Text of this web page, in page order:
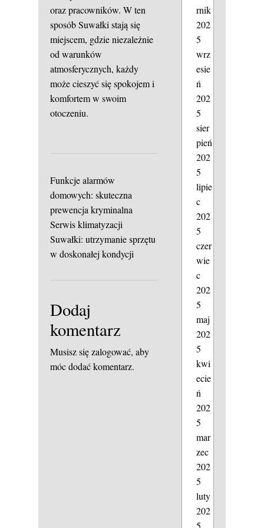
oraz pracowników. W ten
sposób Suwałki stają się
miejscem, gdzie niezależnie
od warunków
atmosferycznych, każdy
może cieszyć się spokojem i
komfortem w swoim
otoczeniu.
Funkcje alarmów
domowych: skuteczna
prewencja kryminalna
Serwis klimatyzacji
Suwałki: utrzymanie sprzętu
w doskonałej kondycji
Dodaj
komentarz
Musisz sięzalogować, aby
móc dodać komentarz.
rnik
202
5
wrz
esie
ń
202
5
sier
pień
202
5
lipie
c
202
5
czer
wie
c
202
5
maj
202
5
kwi
ecie
ń
202
5
mar
zec
202
5
luty
202
5